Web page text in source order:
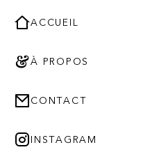
ACCUEIL
À PROPOS
CONTACT
INSTAGRAM